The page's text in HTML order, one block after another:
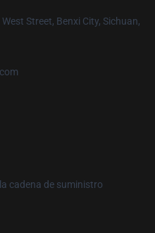
Street, Benxi City, Sichuan,
cadena de suministro